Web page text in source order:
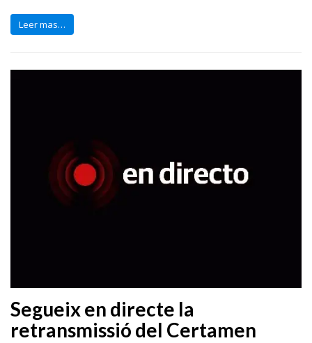
Leer mas…
Segueix en directe la
retransmissió del Certamen